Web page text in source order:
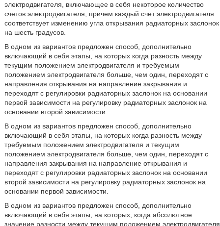
электродвигателя, включающее в себя некоторое количество
счетов электродвигателя, причем каждый счет электродвигателя
соответствует изменению угла открывания радиаторных заслонок
на шесть градусов.
В одном из вариантов предложен способ, дополнительно
включающий в себя этапы, на которых когда разность между
текущим положением электродвигателя и требуемым
положением электродвигателя больше, чем один, переходят с
направления открывания на направление закрывания и
переходят с регулировки радиаторных заслонок на основании
первой зависимости на регулировку радиаторных заслонок на
основании второй зависимости.
В одном из вариантов предложен способ, дополнительно
включающий в себя этапы, на которых когда разность между
требуемым положением электродвигателя и текущим
положением электродвигателя больше, чем один, переходят с
направления закрывания на направление открывания и
переходят с регулировки радиаторных заслонок на основании
второй зависимости на регулировку радиаторных заслонок на
основании первой зависимости.
В одном из вариантов предложен способ, дополнительно
включающий в себя этапы, на которых, когда абсолютное
значение разности между текущим положением электродвигателя